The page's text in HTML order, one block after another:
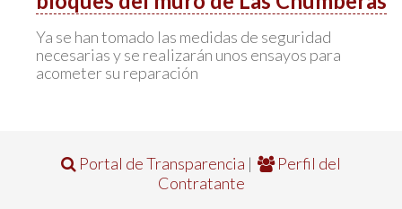
Ya se han tomado las medidas de seguridad
necesarias y se realizarán unos ensayos para
acometer su reparación
Portal de Transparencia |
Perfil del
Contratante